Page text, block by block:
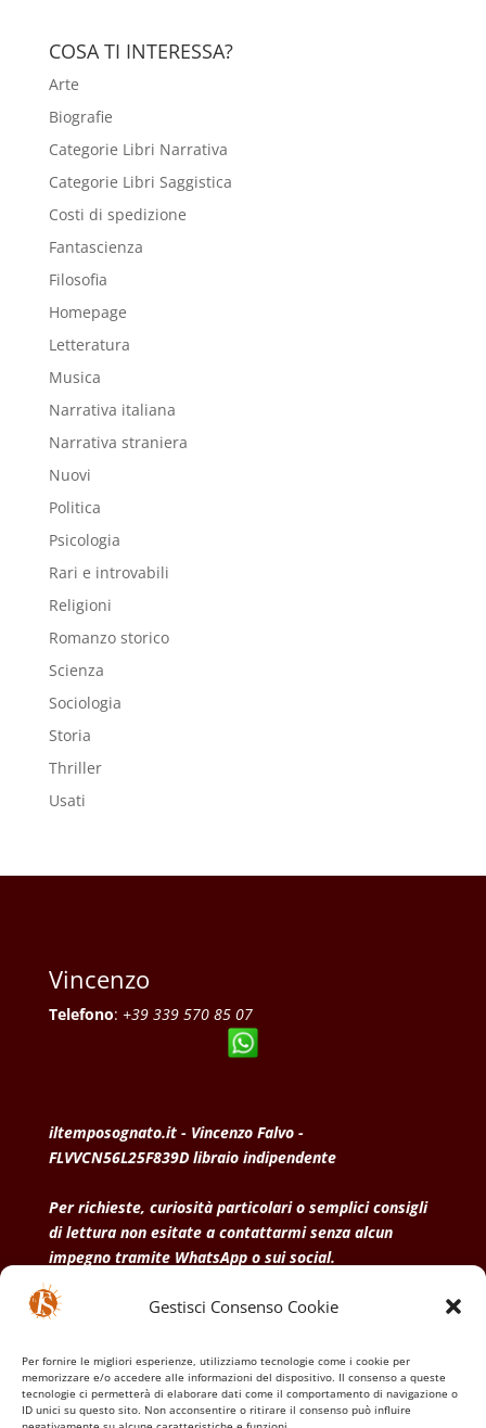
Gestisci Consenso Cookie
Per fornire le migliori esperienze, utilizziamo tecnologie come i cookie per
memorizzare e/o accedere alle informazioni del dispositivo. Il consenso a queste
tecnologie ci permetterà di elaborare dati come il comportamento di navigazione o
ID unici su questo sito. Non acconsentire o ritirare il consenso può influire
COSA TI INTERESSA?
Arte
Biografie
Categorie Libri Narrativa
Categorie Libri Saggistica
Costi di spedizione
Fantascienza
Filosofia
Homepage
Letteratura
Musica
Narrativa italiana
Narrativa straniera
Nuovi
Politica
Psicologia
Rari e introvabili
Religioni
Romanzo storico
Scienza
Sociologia
Storia
Thriller
Usati
Vincenzo
Telefono: +39 339 570 85 07
iltemposognato.it - Vincenzo Falvo -
FLVVCN56L25F839D libraio indipendente
Per richieste, curiosità particolari o semplici consigli
di lettura non esitate a contattarmi senza alcun
impegno tramite WhatsApp o sui social.
• Condizioni generali di vendita